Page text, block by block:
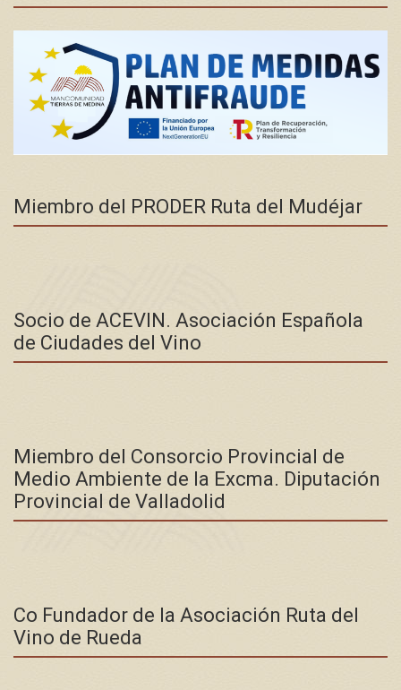
Miembro del PRODER Ruta del Mudéjar
Socio de ACEVIN. Asociación Española
de Ciudades del Vino
Miembro del Consorcio Provincial de
Medio Ambiente de la Excma. Diputación
Provincial de Valladolid
Co Fundador de la Asociación Ruta del
Vino de Rueda